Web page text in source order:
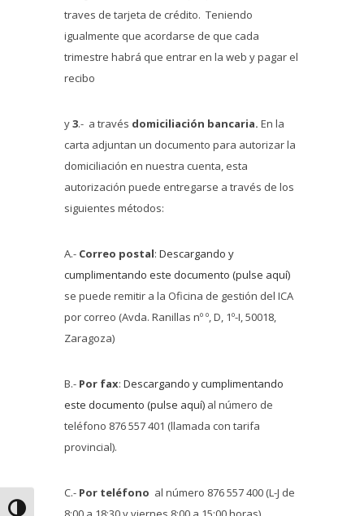
traves de tarjeta de crédito. Teniendo
igualmente que acordarse de que cada
trimestre habrá que entrar en la web y pagar el
recibo
y3.- a través domiciliación bancaria. En la
carta adjuntan un documento para autorizar la
domiciliación en nuestra cuenta, esta
autorización puede entregarse a través de los
siguientes métodos:
A.- Correo postal: Descargando y
cumplimentando este documento (pulse aquí)
se puede remitir a la Oficina de gestión del ICA
por correo (Avda. Ranillas nº º, D, 1º-I, 50018,
Zaragoza)
B.- Por fax: Descargando y cumplimentando
este documento (pulse aquí) al número de
teléfono 876 557 401 (llamada con tarifa
provincial).
C.- Por teléfono al número 876 557 400 (L-J de